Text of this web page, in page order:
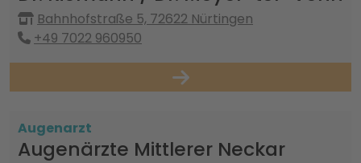
Bahnhofstraße 5, 72622 Nürtingen
+49 7022 960950
Augenarzt
Augenärzte Mittlerer Neckar